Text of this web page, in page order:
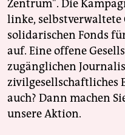
Zentrum". Die
linke,
solidarischen Fonds
auf. Eine offene
zugänglichen
zivilgesellschaftliches
auch? Dann machen
unsere Aktion.